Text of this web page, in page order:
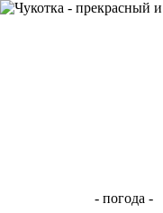
- погода -